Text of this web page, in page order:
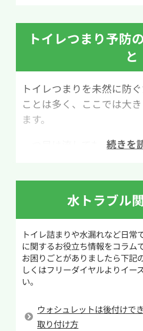
やネットショップでも比
す。
ただし、ワイヤー式トイ
慣れていないと使い方が
ります。無理に押し込ん
と、排水管や便器を傷つ
に作業を行いましょう。
に付いているブラシヘッ
っくり差し込みます。詰
ったら、柄を回しながら
りの原因をほぐしていき
ーパーが原因であれば、
すことで解消できる場合
作業しても改善しない場合
すすめします。
トイレつまり予防
と
トイレつまりを未然に防
ことは多く、ここでは大
ます。
一つ目は流してもいいも
流すとトイレつまりの原
さい。最近では使用後に
や猫砂もありますが、一
りの原因になるので注意
二つ目は何回かに分けて流
量に使用して流すのは詰
普段よりも多く使用する
水トラブル
トイレ詰まりや水漏れなど日常
に関するお役立ち情報をコラム
お困りごとがありましたら下記
しくはフリーダイヤルよりイー
い。
ウォシュレットは後付けで
取り付け方